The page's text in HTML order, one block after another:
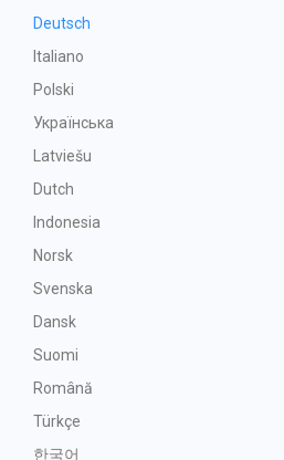
Deutsch
Italiano
Polski
Українська
Latviešu
Dutch
Indonesia
Norsk
Svenska
Dansk
Suomi
Română
Türkçe
한국어